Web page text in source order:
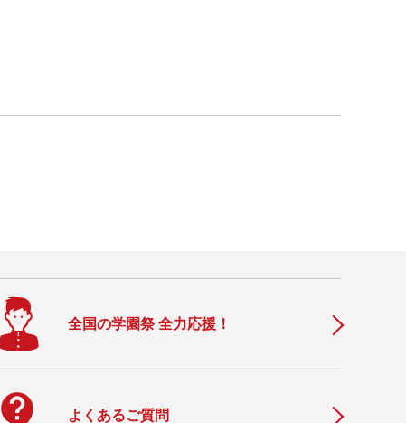
全国の学園祭 全力応援！
contact_support よくあるご質問